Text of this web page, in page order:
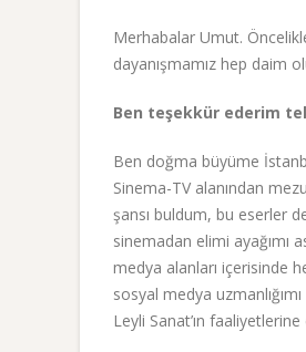
Merhabalar Umut.
dayanışmamız hep daim
Ben teşekkür ederim
Ben doğma büyüme
Sinema-TV alanından
şansı buldum, bu eserler
sinemadan elimi ayağımı
medya alanları içerisinde
sosyal medya
Leyli Sanat’ın